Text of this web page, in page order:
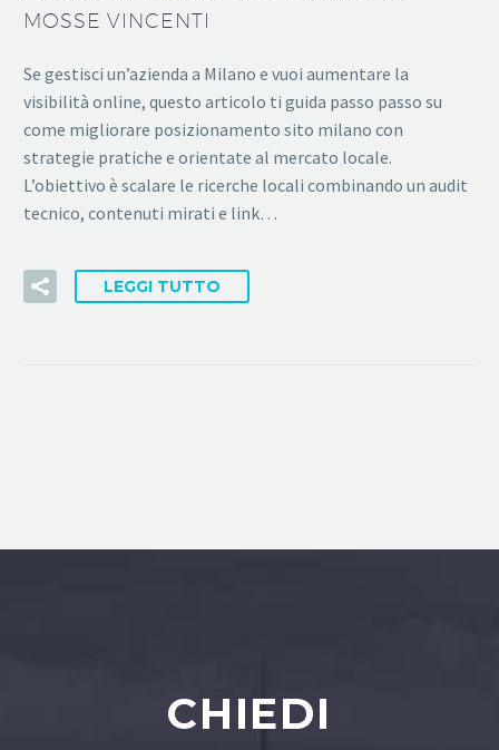
MOSSE VINCENTI
Se gestisci un’azienda a Milano e vuoi aumentare la
visibilità online, questo articolo ti guida passo passo su
come migliorare posizionamento sito milano con
strategie pratiche e orientate al mercato locale.
L’obiettivo è scalare le ricerche locali combinando un audit
tecnico, contenuti mirati e link…
LEGGI TUTTO
CHIEDI